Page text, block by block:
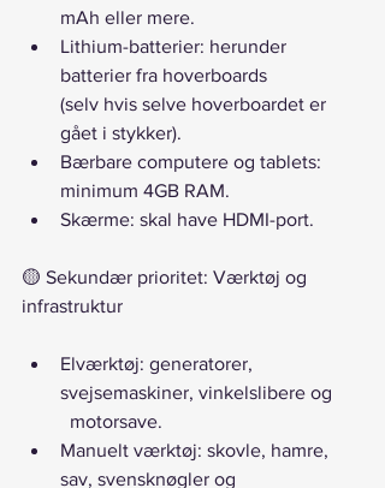
mAh eller mere.
Lithium-batterier: herunder
batterier fra hoverboards
(selv hvis selve hoverboardet er
gået i stykker).
Bærbare computere og tablets:
minimum 4GB RAM.
Skærme: skal have HDMI-port.
🟡 Sekundær prioritet: Værktøj og
infrastruktur
Elværktøj: generatorer,
svejsemaskiner, vinkelslibere og
	motorsave.
Manuelt værktøj: skovle, hamre,
sav, svensknøgler og